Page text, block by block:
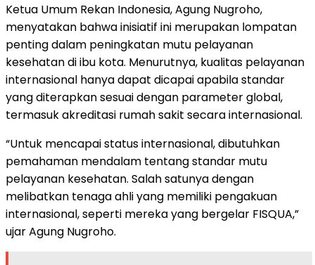
Ketua Umum Rekan Indonesia, Agung Nugroho,
menyatakan bahwa inisiatif ini merupakan lompatan
penting dalam peningkatan mutu pelayanan
kesehatan di ibu kota. Menurutnya, kualitas pelayanan
internasional hanya dapat dicapai apabila standar
yang diterapkan sesuai dengan parameter global,
termasuk akreditasi rumah sakit secara internasional.
“Untuk mencapai status internasional, dibutuhkan
pemahaman mendalam tentang standar mutu
pelayanan kesehatan. Salah satunya dengan
melibatkan tenaga ahli yang memiliki pengakuan
internasional, seperti mereka yang bergelar FISQUA,”
ujar Agung Nugroho.